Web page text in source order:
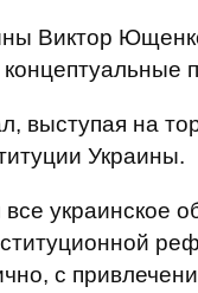
Виктор
выступая на
Украины.
украинское
с